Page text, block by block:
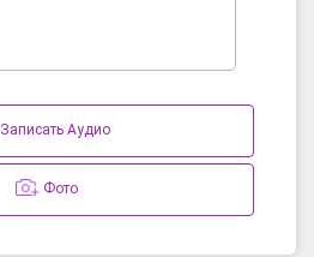
Записать Аудио
Фото